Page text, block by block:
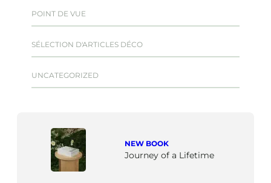
POINT DE VUE
SÉLECTION D'ARTICLES DÉCO
UNCATEGORIZED
NEW BOOK
Journey of a Lifetime